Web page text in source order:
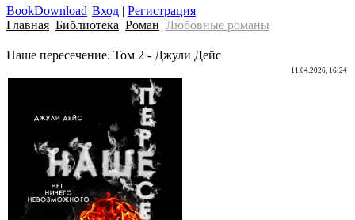
BookDownload Вход | Регистрация
Главная Библиотека Роман Любовные романы
Наше пересечение. Том 2 - Джули Дейс
11.04.2026, 16:24